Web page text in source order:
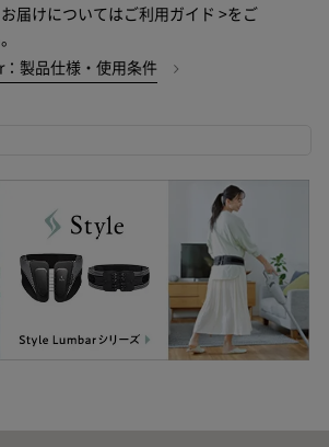
届けについては ご利用ガイド >をご
製品仕様・使用条件